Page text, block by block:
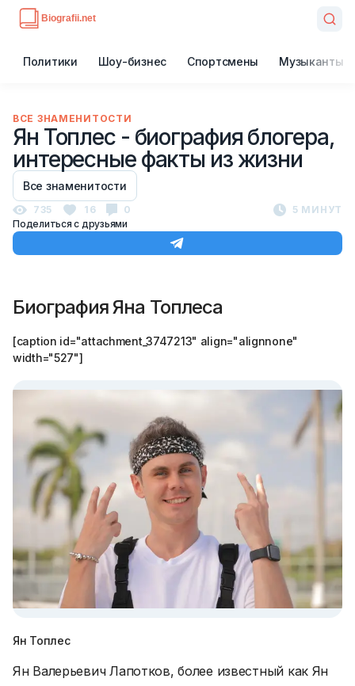
Политики Шоу-бизнес Спортсмены Музыканты
ВСЕ ЗНАМЕНИТОСТИ
Ян Топлес - биография блогера,
интересные факты из жизни
Все знаменитости
735 16 0
5 МИНУТ
Поделиться с друзьями
Биография Яна Топлеса
[caption id="attachment_3747213" align="alignnone"
width="527"]
Ян Топлес
Ян Валерьевич Лапотков, более известный как Ян